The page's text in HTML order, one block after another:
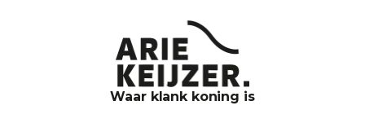
Waar klank koning is